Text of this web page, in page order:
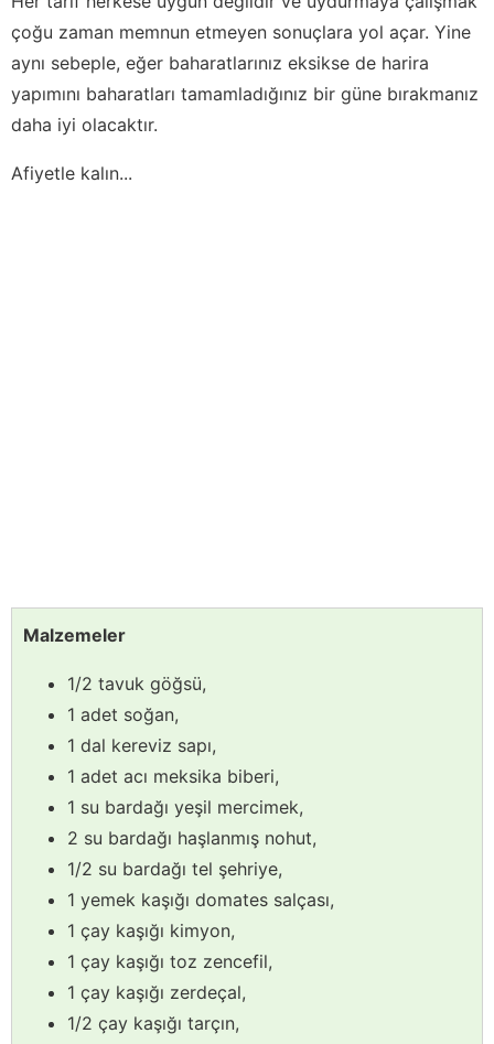
çoğu zaman memnun etmeyen sonuçlara yol açar. Yine
aynı sebeple, eğer baharatlarınız eksikse de harira
yapımını baharatları tamamladığınız bir güne bırakmanız
daha iyi olacaktır.
Afiyetle kalın...
Malzemeler
1/2 tavuk göğsü,
1 adet soğan,
1 dal kereviz sapı,
1 adet acı meksika biberi,
1 su bardağı yeşil mercimek,
2 su bardağı haşlanmış nohut,
1/2 su bardağı tel şehriye,
1 yemek kaşığı domates salçası,
1 çay kaşığı kimyon,
1 çay kaşığı toz zencefil,
1 çay kaşığı zerdeçal,
1/2 çay kaşığı tarçın,